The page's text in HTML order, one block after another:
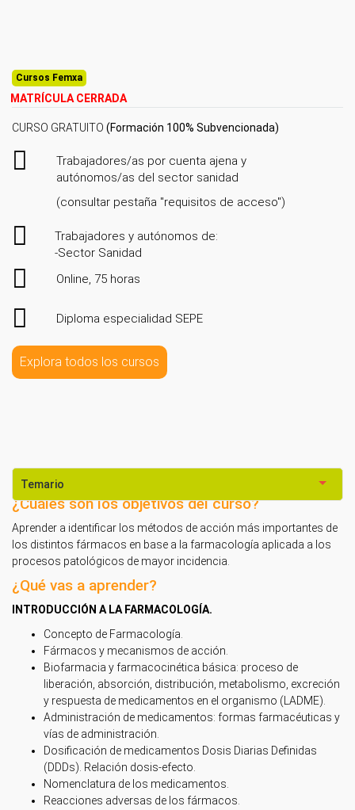
Cursos Femxa
MATRÍCULA CERRADA
CURSO GRATUITO (Formación 100% Subvencionada)
Trabajadores/as por cuenta ajena y
autónomos/as del sector sanidad
(consultar pestaña "requisitos de acceso")
Trabajadores y autónomos de:
-Sector Sanidad
Online, 75 horas
Diploma especialidad SEPE
Explora todos los cursos
Temario
¿Cuáles son los objetivos del curso?
Aprender a identificar los métodos de acción más importantes de
los distintos fármacos en base a la farmacología aplicada a los
procesos patológicos de mayor incidencia.
¿Qué vas a aprender?
INTRODUCCIÓN A LA FARMACOLOGÍA.
Concepto de Farmacología.
Fármacos y mecanismos de acción.
Biofarmacia y farmacocinética básica: proceso de
liberación, absorción, distribución, metabolismo, excreción
y respuesta de medicamentos en el organismo (LADME).
Administración de medicamentos: formas farmacéuticas y
vías de administración.
Dosificación de medicamentos Dosis Diarias Definidas
(DDDs). Relación dosis-efecto.
Nomenclatura de los medicamentos.
Reacciones adversas de los fármacos.